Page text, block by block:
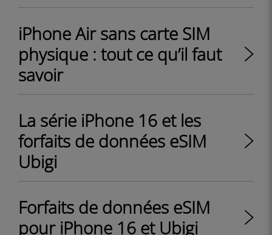
iPhone Air sans carte SIM
physique : tout ce qu’il faut
savoir
La série iPhone 16 et les
forfaits de données eSIM
Ubigi
Forfaits de données eSIM
pour iPhone 16 et Ubigi